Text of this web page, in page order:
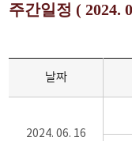
주간일정 ( 2024.
날짜
2024. 06. 16